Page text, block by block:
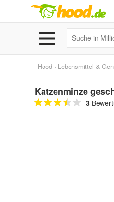
Hood › Lebensmittel &
Katzenminze
3